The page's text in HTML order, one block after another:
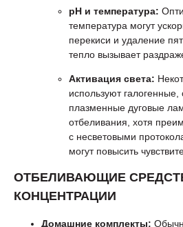
pH и температура:
температура могут
перекиси и удаление
тепло вызывает
Активация света:
используют
плазменные дуговые
отбеливания, хотя
с несветовыми
могут повысить
ОТБЕЛИВАЮЩИЕ
КОНЦЕНТРАЦИИ
Домашние комплекты: